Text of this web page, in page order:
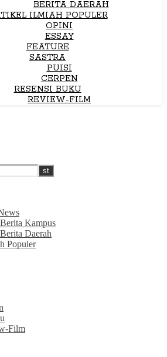
BERITA DAERAH
ILMIAH POPULER
OPINI
ESSAY
FEATURE
SASTRA
PUISI
CERPEN
RESENSI BUKU
REVIEW-FILM
Berita Kampus
Berita Daerah
Populer
Film